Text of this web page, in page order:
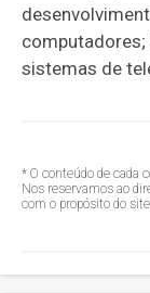
sistemas de
* O conteúdo de cada
Nos reservamos ao
com o propósito do